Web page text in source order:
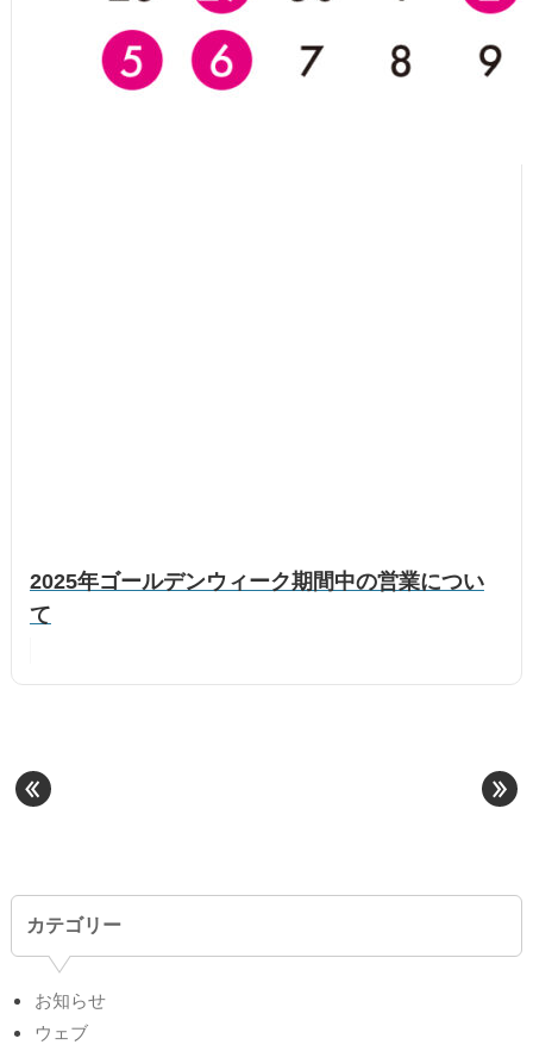
2025年ゴールデンウィーク期間中の営業につい
て
« »
カテゴリー
お知らせ
ウェブ